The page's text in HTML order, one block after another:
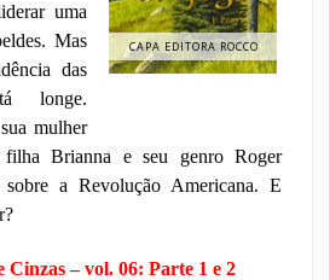
CAPA EDITORA ROCCO
uma
Mas
das
longe.
mulher
Brianna e seu genro Roger
a Revolução Americana. E
Cinzas – vol. 06: Parte 1 e 2